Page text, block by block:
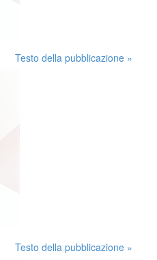
Testo della pubblicazione »
Testo della pubblicazione »